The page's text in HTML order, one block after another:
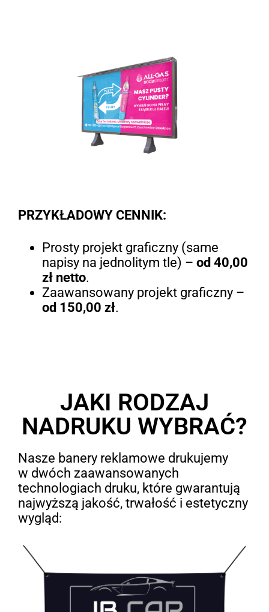
PRZYKŁADOWY CENNIK:
Prosty projekt graficzny (same
napisy na jednolitym tle) – od 40,00
zł netto.
Zaawansowany projekt graficzny –
od 150,00 zł.
JAKI RODZAJ
NADRUKU WYBRAĆ?
Nasze banery reklamowe drukujemy
w dwóch zaawansowanych
technologiach druku, które gwarantują
najwyższą jakość, trwałość i estetyczny
wygląd: